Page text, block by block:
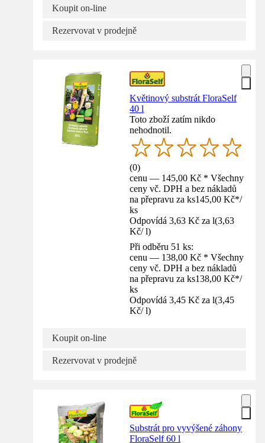
Koupit on-line
Rezervovat v prodejně
Květinový substrát FloraSelf
40 l
Toto zboží zatím nikdo
nehodnotil.
(0)
cenu — 145,00 Kč * Všechny
ceny vč. DPH a bez nákladů
na přepravu za ks145,00 Kč*/
ks
Odpovídá 3,63 Kč za l(3,63
Kč/ l)
Při odběru 51 ks:
cenu — 138,00 Kč * Všechny
ceny vč. DPH a bez nákladů
na přepravu za ks138,00 Kč*/
ks
Odpovídá 3,45 Kč za l(3,45
Kč/ l)
Koupit on-line
Rezervovat v prodejně
Substrát pro vyvýšené záhony
FloraSelf 60 l